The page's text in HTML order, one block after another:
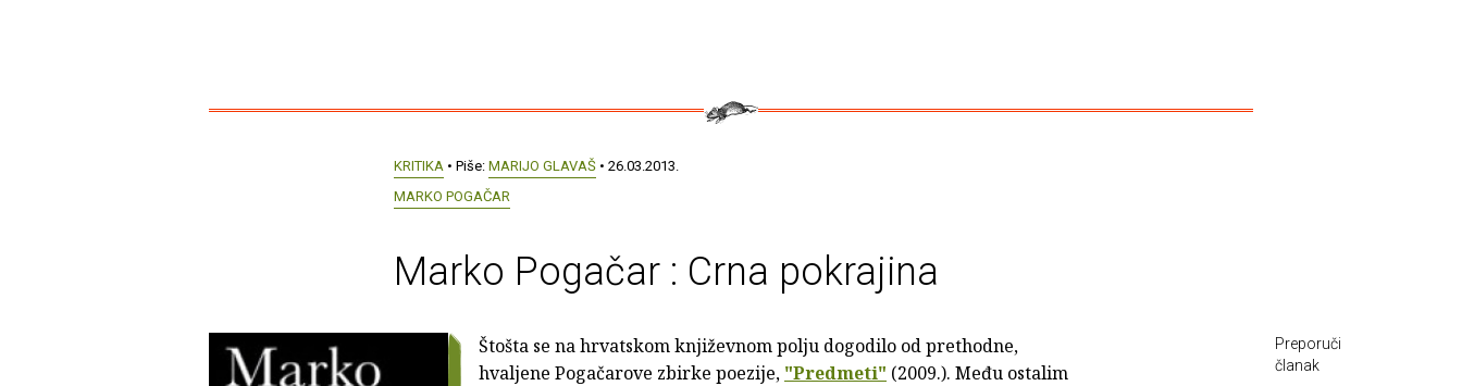
KRITIKA • Piše: MARIJO GLAVAŠ • 26.03.2013.
MARKO POGAČAR
Marko Pogačar : Crna pokrajina
Štošta se na hrvatskom književnom polju dogodilo od prethodne,
hvaljene Pogačarove zbirke poezije, "Predmeti" (2009.). Među ostalim
Preporuči
članak